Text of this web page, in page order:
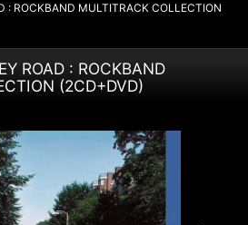
: ROCKBAND MULTITRACK COLLECTION
ROAD : ROCKBAND
(2CD+DVD)